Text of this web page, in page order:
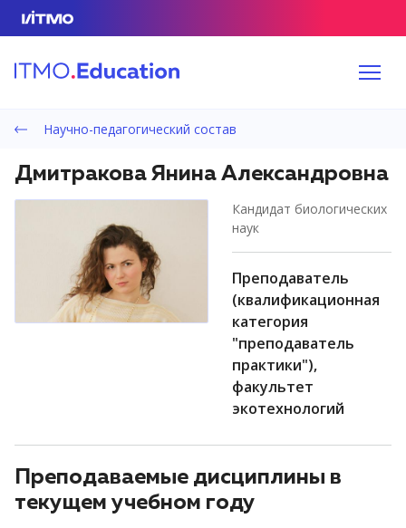
Научно-педагогический состав
Дмитракова Янина Александровна
кандидат биологических
наук
преподаватель
(квалификационная
категория
"преподаватель
практики"),
факультет
экотехнологий
Преподаваемые дисциплины в
текущем учебном году